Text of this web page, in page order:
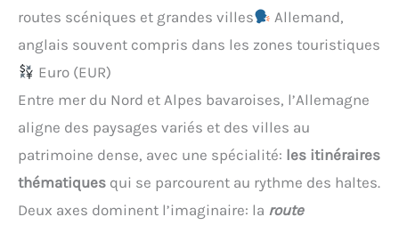
routes scéniques et grandes villes
Allemand,
anglais souvent compris dans les zones touristiques
Euro (EUR)
Entre mer du Nord et Alpes bavaroises, l’Allemagne
aligne des paysages variés et des villes au
patrimoine dense, avec une spécialité: les itinéraires
thématiques qui se parcourent au rythme des haltes.
Deux axes dominent l’imaginaire: la route